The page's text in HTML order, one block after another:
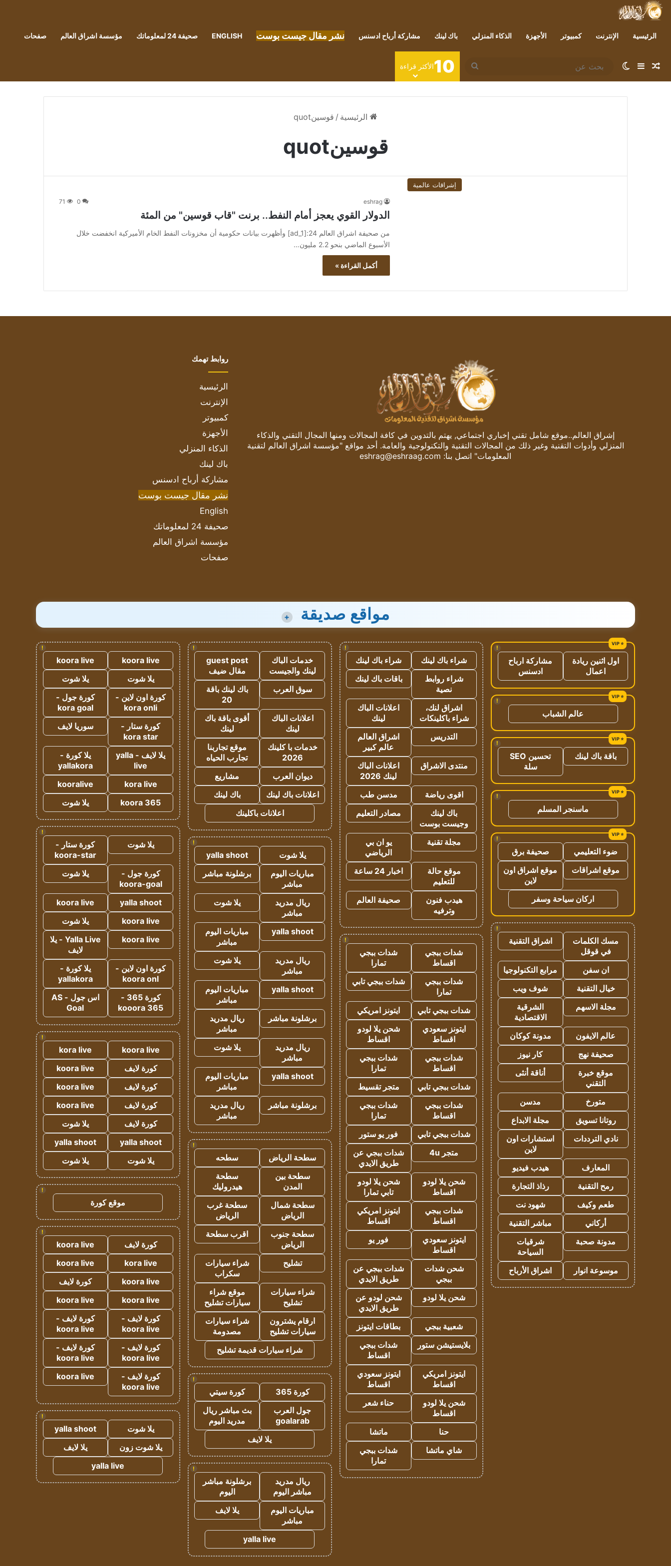
الرئيسية الإنترنت كمبيوتر الأجهزة الذكاء المنزلي باك لينك مشاركة أرباح ادسنس نشر مقال جيست بوست ENGLISH صحيفة 24 لمعلوماتك مؤسسة اشراق العالم صفحات
مقال عشوائي
إضافة عمود جانبي
الوضع المظلم
بحث
عن
10الأكثر قراءة
الرئيسية / قوسينquot
قوسينquot
إشراقات عالمية
eshrag
0
71
الدولار القوي يعجز أمام النفط.. برنت "قاب قوسين" من المئة
من صحيفة اشراق العالم 24:[ad_1] وأظهرت بيانات حكومية أن مخزونات النفط الخام الأميركية انخفضت خلال
الأسبوع الماضي بنحو 2.2 مليون…
أكمل القراءة »
إشراق العالم..موقع شامل تقني إخباري اجتماعي, يهتم بالتدوين في كافة المجالات ومنها المجال التقني والذكاء
المنزلي وأدوات التقنية وغير ذلك من المجالات التقنية والتكنولوجية والعامة. أحد مواقع "مؤسسة اشراق العالم لتقنية
المعلومات" اتصل بنا: eshrag@eshraag.com
روابط تهمك
الرئيسية
الإنترنت
كمبيوتر
الأجهزة
الذكاء المنزلي
باك لينك
مشاركة أرباح ادسنس
نشر مقال جيست بوست
English
صحيفة 24 لمعلوماتك
مؤسسة اشراق العالم
صفحات
مواقع صديقة +
!
اول اثنين ريادة
اعمال
مشاركة ارباح
ادسنس
!
عالم الشباب
!
باقة باك لينك
تحسين SEO
سلة
!
ماسنجر المسلم
!
ضوء التعليمي
صحيفة برق
موقع اشراقات
موقع اشراق اون
لاين
اركان سياحة وسفر
!
مسك الكلمات
في قوقل
اشراق التقنية
ان سفن
مرابع التكنولوجيا
خيال التقنية
شوف ويب
مجلة الاسهم
الشرقية
الاقتصادية
عالم الايفون
مدونة كوكان
صحيفة نهج
كار نيوز
موقع خبرة
التقني
أناقة أنثى
متورخ
مدسن
روتانا تسويق
مجلة الابداع
نادي الترددات
استشارات اون
لاين
المعارف
هيدب فيديو
رمح التقنية
رذاذ التجارة
طعم وكيف
شهود نت
أركاني
مباشر التقنية
مدونة صحبة
شرقيات
السياحة
موسوعة انوار
اشراق الأرباح
!
شراء باك لينك
شراء باك لينك
شراء روابط
نصية
باقات باك لينك
اشراق لنك،
شراء باكلينكات
اعلانات الباك
لينك
التدريس
اشراق العالم
عالم كبير
منتدى الاشراق
اعلانات الباك
لينك 2026
اقوى رياضة
مدسن طب
باك لينك
وجيست بوست
مصادر التعليم
مجلة تقنية
يو ان بي
الرياضي
موقع حالة
للتعليم
اخبار 24 ساعة
هيدب فنون
وترفيه
صحيفة العالم
!
شدات ببجي
اقساط
شدات ببجي
تمارا
شدات ببجي
تمارا
شدات ببجي تابي
شدات ببجي تابي
ايتونز امريكي
ايتونز سعودي
اقساط
شحن يلا لودو
اقساط
شدات ببجي
اقساط
شدات ببجي
تمارا
شدات ببجي تابي
متجر تقسيط
شدات ببجي
اقساط
شدات ببجي
تمارا
شدات ببجي تابي
فور يو ستور
متجر 4u
شدات ببجي عن
طريق الايدي
شحن يلا لودو
اقساط
شحن يلا لودو
تابي تمارا
شدات ببجي
اقساط
ايتونز امريكي
اقساط
ايتونز سعودي
اقساط
فور يو
شحن شدات
ببجي
شدات ببجي عن
طريق الايدي
شحن يلا لودو
شحن لودو عن
طريق الايدي
شعبية ببجي
بطاقات ايتونز
بلايستيشن ستور
شدات ببجي
اقساط
ايتونز امريكي
اقساط
ايتونز سعودي
اقساط
شحن يلا لودو
اقساط
حناء شعر
حنا
ماتشا
شاي ماتشا
شدات ببجي
تمارا
!
خدمات الباك
لينك والجيست
guest post
مقال ضيف
سوق العرب
باك لينك باقة
20
اعلانات الباك
لينك
أقوى باقة باك
لينك
خدمات با كلينك
2026
موقع تجاربنا
تجارب الحياه
ديوان العرب
مشاريع
اعلانات باك لينك
باك لينك
اعلانات باكلينك
!
يلا شوت
yalla shoot
مباريات اليوم
مباشر
برشلونة مباشر
ريال مدريد
مباشر
يلا شوت
yalla shoot
مباريات اليوم
مباشر
ريال مدريد
مباشر
يلا شوت
yalla shoot
مباريات اليوم
مباشر
برشلونة مباشر
ريال مدريد
مباشر
ريال مدريد
مباشر
يلا شوت
yalla shoot
مباريات اليوم
مباشر
برشلونة مباشر
ريال مدريد
مباشر
!
سطحة الرياض
سطحه
سطحة بين
المدن
سطحة
هيدروليك
سطحة شمال
الرياض
سطحة غرب
الرياض
سطحة جنوب
الرياض
اقرب سطحة
تشليح
شراء سيارات
سكراب
شراء سيارات
تشليح
موقع شراء
سيارات تشليح
ارقام يشترون
سيارات تشليح
شراء سيارات
مصدومة
شراء سيارات قديمة تشليح
!
كورة 365
كورة سيتي
جول العرب
goalarab
بث مباشر ريال
مدريد اليوم
يلا لايف
!
ريال مدريد
مباشر اليوم
برشلونة مباشر
اليوم
مباريات اليوم
مباشر
يلا لايف
yalla live
!
koora live
koora live
يلا شوت
يلا شوت
كورة اون لاين -
kora onli
كورة جول -
kora goal
كورة ستار -
kora star
سوريا لايف
يلا لايف - yalla
live
يلا كورة -
yallakora
kora live
kooralive
koora 365
يلا شوت
!
يلا شوت
كورة ستار -
koora-star
كورة جول -
koora-goal
يلا شوت
yalla shoot
koora live
koora live
يلا شوت
koora live
Yalla Live - يلا
لايف
كورة اون لاين -
koora onl
يلا كورة -
yallakora
كورة 365 -
kooora 365
اس جول - AS
Goal
!
koora live
kora live
كورة لايف
koora live
كورة لايف
koora live
كورة لايف
koora live
كورة لايف
يلا شوت
yalla shoot
yalla shoot
يلا شوت
يلا شوت
!
موقع كورة
!
كورة لايف
koora live
kora live
koora live
koora live
كورة لايف
koora live
koora live
كورة لايف -
koora live
كورة لايف -
koora live
كورة لايف -
koora live
كورة لايف -
koora live
كورة لايف -
koora live
koora live
!
يلا شوت
yalla shoot
يلا شوت زون
يلا لايف
yalla live